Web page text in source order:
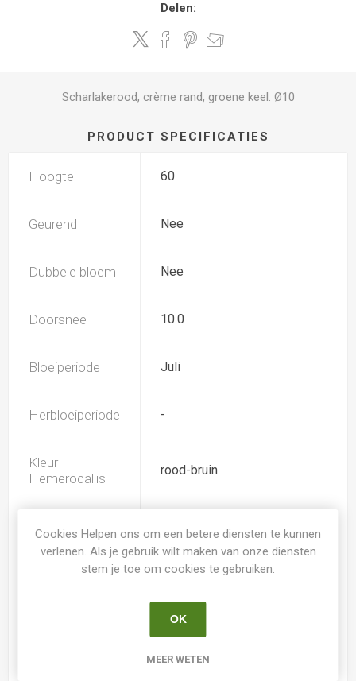
Delen:
Scharlakerood, crème rand, groene keel. Ø10
PRODUCT SPECIFICATIES
Hoogte 60
Geurend Nee
Dubbele bloem Nee
Doorsnee 10.0
Bloeiperiode Juli
Herbloeiperiode -
Kleur
Hemerocallis
rood-bruin
Spider
Bladverliezend
Hemerocallis
Cookies Helpen ons om een betere diensten te kunnen
verlenen. Als je gebruik wilt maken van onze diensten
stem je toe om cookies te gebruiken.
OK
MEER WETEN